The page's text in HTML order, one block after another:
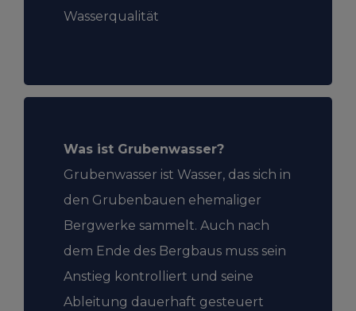
Wasserqualität
Was ist Grubenwasser?
Grubenwasser ist Wasser, das sich in
den Grubenbauen ehemaliger
Bergwerke sammelt. Auch nach
dem Ende des Bergbaus muss sein
Anstieg kontrolliert und seine
Ableitung dauerhaft gesteuert